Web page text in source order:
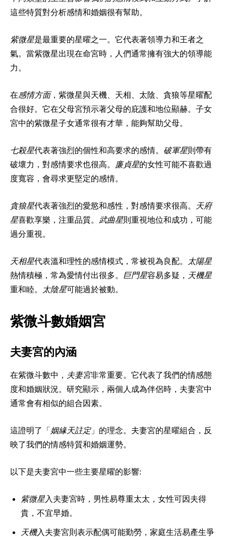
這些特質對分析感情和婚姻很有幫助。
紫微星是最重要的星曜之一。它代表著領導力和王者之
氣。當紫微星出現在命宮時，人們通常擁有強大的領導能
力。
在感情方面，紫微星與天機、天相、太陰、貪狼等星曜配
合很好。它在父母宮預示著父母的庇護和地位顯赫。子女
宮中的紫微星子女通常很有才華，能夠幫助父母。
七殺星代表著強烈的個性和高要求的感情。 破軍星則帶有
破壞力，對感情要求也很高。
廉貞星的女性可能不喜歡過
度寬容，會尋求更堅定的感情。
貪狼星代表著強烈的愛慾和感性，對感情要求很高。
天府
星喜歡享樂，注重品質。 武曲星則重視地位和成功，可能
過分重視。
天相星代表溫和理性的感情模式，常被視為良配。
太陽星
熱情積極，常為愛情付出很多。 巨門星容易多疑， 天機星
重和睦。
太陰星可能過於被動。
紫微斗數婚姻宮
夫妻宮的內涵
在紫微斗數中， 夫妻宮非常重要。它代表了我們的情感態
度和婚姻狀況。研究顯示，兩個人成為伴侶時，夫妻宮中
通常會有相似的組合因素。
這證明了「 姻緣天註定」的理念。夫妻宮的星曜組合，反
映了我們的情感特質和婚姻運勢。
以下是夫妻宮中一些主要星曜的影響:
紫微星入夫妻宮時，男性易尊重太太，女性可因夫得
貴，不宜早婚。
天機入夫妻宮則表示配偶可能勤勞，家庭生活易產生爭